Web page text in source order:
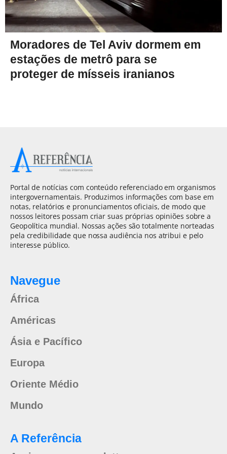
Moradores de Tel Aviv dormem em
estações de metrô para se
proteger de mísseis iranianos
Portal de notícias com conteúdo referenciado em organismos
intergovernamentais. Produzimos informações com base em
notas, relatórios e pronunciamentos oficiais, de modo que
nossos leitores possam criar suas próprias opiniões sobre a
Geopolítica mundial. Nossas ações são totalmente norteadas
pela credibilidade que nossa audiência nos atribui e pelo
interesse público.
Navegue
África
Américas
Ásia e Pacífico
Europa
Oriente Médio
Mundo
A Referência